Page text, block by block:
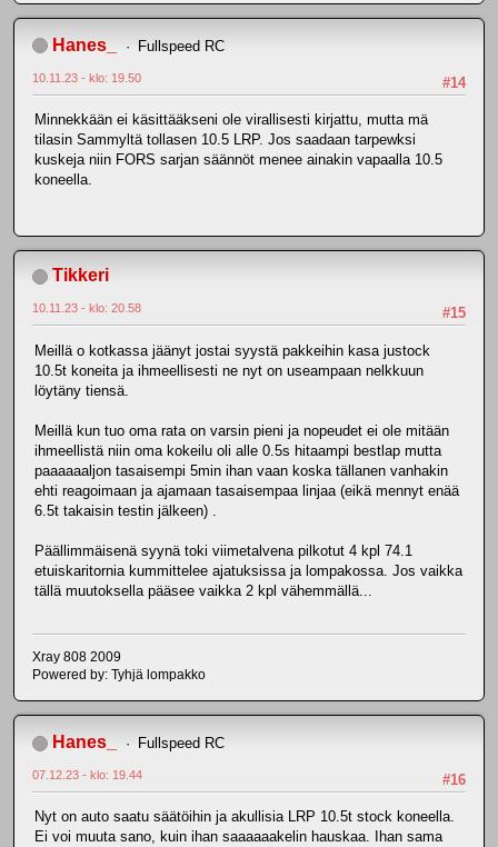
Hanes_ Fullspeed RC
#14
10.11.23 - klo: 19.50
Minnekkään ei käsittääkseni ole virallisesti kirjattu, mutta mä
tilasin Sammyltä tollasen 10.5 LRP. Jos saadaan tarpewksi
kuskeja niin FORS sarjan säännöt menee ainakin vapaalla 10.5
koneella.
Tikkeri
#15
10.11.23 - klo: 20.58
Meillä o kotkassa jäänyt jostai syystä pakkeihin kasa justock
10.5t koneita ja ihmeellisesti ne nyt on useampaan nelkkuun
löytäny tiensä.
Meillä kun tuo oma rata on varsin pieni ja nopeudet ei ole mitään
ihmeellistä niin oma kokeilu oli alle 0.5s hitaampi bestlap mutta
paaaaaaljon tasaisempi 5min ihan vaan koska tällanen vanhakin
ehti reagoimaan ja ajamaan tasaisempaa linjaa (eikä mennyt enää
6.5t takaisin testin jälkeen) .
Päällimmäisenä syynä toki viimetalvena pilkotut 4 kpl 74.1
etuiskaritornia kummittelee ajatuksissa ja lompakossa. Jos vaikka
tällä muutoksella pääsee vaikka 2 kpl vähemmällä...
Xray 808 2009
Powered by: Tyhjä lompakko
Hanes_ Fullspeed RC
#16
07.12.23 - klo: 19.44
Nyt on auto saatu säätöihin ja akullisia LRP 10.5t stock koneella.
Ei voi muuta sano, kuin ihan saaaaaakelin hauskaa. Ihan sama